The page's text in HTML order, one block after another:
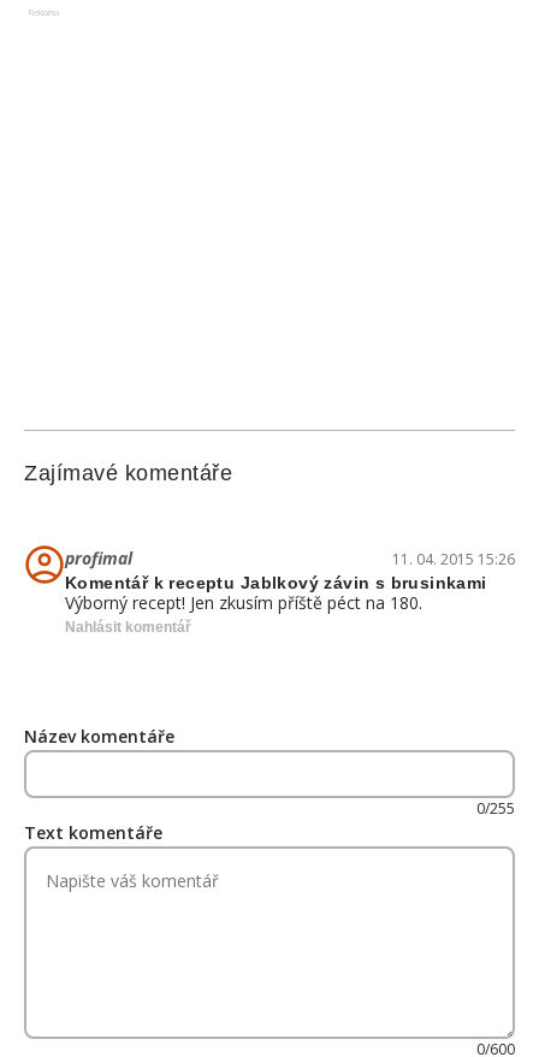
Reklama
Zajímavé komentáře
profimal 11. 04. 2015 15:26
Komentář k receptu Jablkový závin s brusinkami
Výborný recept! Jen zkusím příště péct na 180.
Nahlásit komentář
Název komentáře
0/255
Text komentáře
0/600